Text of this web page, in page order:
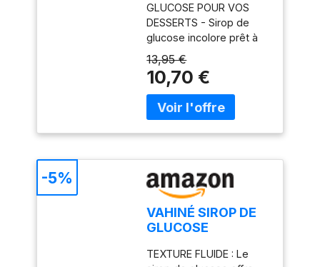
à l’emploi - Pour
Pâtisseries,
Desserts,
Confiseries &
Glaces - Fabriqué
en France -
EDC8685
GLUCOSE POUR VOS
DESSERTS - Sirop de
glucose incolore prêt à
l’emploi pour la
confection de desserts,
confiseries, glaces,
mousses et autres
pâtisseries. Très
conservation,
texturantes et anti-
cristallisantes en font un
ingrédient indispensable
des pâtissiers
professionnels. DES
USAGES MULTIPLES - Il
est recommandé pour la
13,95 €
10,70 €
VAHINÉ SIROP DE
GLUCOSE
TEXTURE FLUIDE : Le
-5%